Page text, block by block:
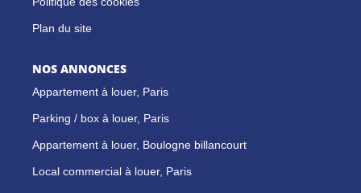
Plan du site
NOS ANNONCES
Appartement à louer, Paris
Parking / box à louer, Paris
Appartement à louer, Boulogne billancourt
Local commercial à louer, Paris